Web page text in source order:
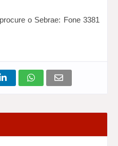
o Sebrae: Fone 3381